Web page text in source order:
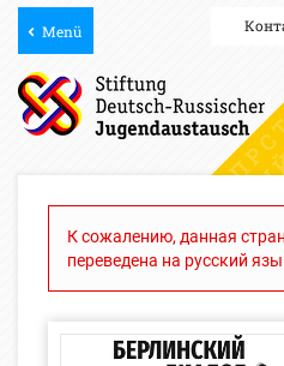
Menü
К сожалению, данная
переведена на русский